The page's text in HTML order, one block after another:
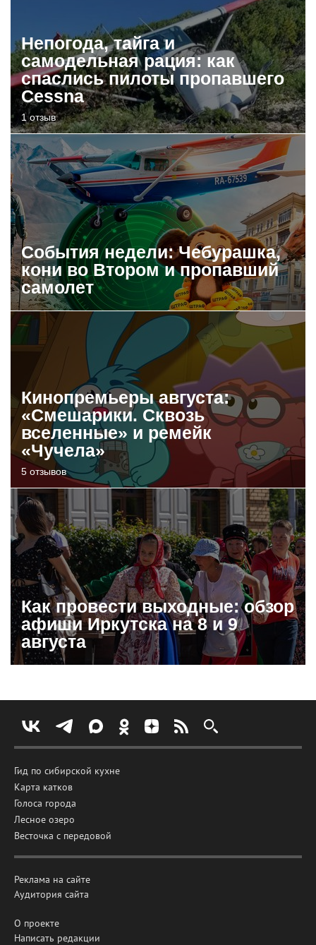
Непогода, тайга и
самодельная рация: как
спаслись пилоты пропавшего
Cessna
1 отзыв
События недели: Чебурашка,
кони во Втором и пропавший
самолет
Кинопремьеры августа:
«Смешарики. Сквозь
вселенные» и ремейк
«Чучела»
5 отзывов
Как провести выходные: обзор
афиши Иркутска на 8 и 9
августа
Гид по сибирской кухне
Карта катков
Голоса города
Лесное озеро
Весточка с передовой
Реклама на сайте
Аудитория сайта
О проекте
Написать редакции